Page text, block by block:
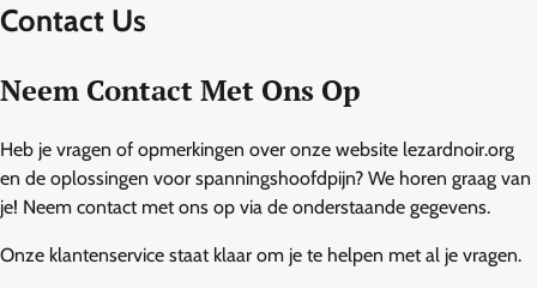
Contact Us
Neem Contact Met Ons Op
Heb je vragen of opmerkingen over onze website lezardnoir.org
en de oplossingen voor spanningshoofdpijn? We horen graag van
je! Neem contact met ons op via de onderstaande gegevens.
Onze klantenservice staat klaar om je te helpen met al je vragen.